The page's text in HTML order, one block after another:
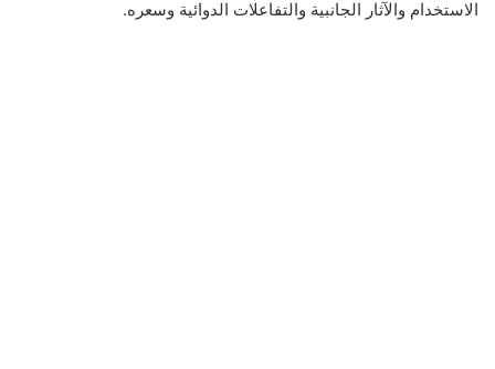
‌الاستخدام‌ ‌والآثار‌ ‌الجانبية‌ ‌والتفاعلات الدوائية وسعره‌.